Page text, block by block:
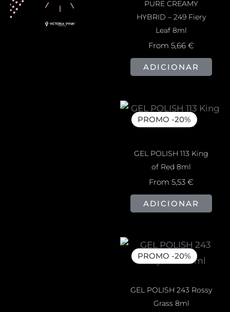
PURE CREAMY
HYBRID – 249 Fiery
Leaf 8ml
From5,66€
ADICIONAR
PROMO -20%
GEL POLISH 113 King
of Red 8ml
From5,53€
ADICIONAR
PROMO -20%
GEL POLISH 243 Rossy
Grass 8ml